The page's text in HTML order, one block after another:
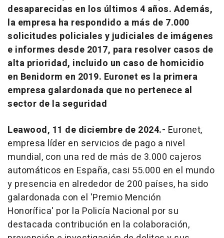
desaparecidas en los últimos 4 años. Además,
la empresa ha respondido a más de 7.000
solicitudes policiales y judiciales de imágenes
e informes desde 2017, para resolver casos de
alta prioridad, incluido un caso de homicidio
en Benidorm en 2019. Euronet es la primera
empresa galardonada que no pertenece al
sector de la seguridad
Leawood, 11 de diciembre de 2024.- Euronet,
empresa líder en servicios de pago a nivel
mundial, con una red de más de 3.000 cajeros
automáticos en España, casi 55.000 en el mundo
y presencia en alrededor de 200 países, ha sido
galardonada con el 'Premio Mención
Honorífica' por la Policía Nacional por su
destacada contribución en la colaboración,